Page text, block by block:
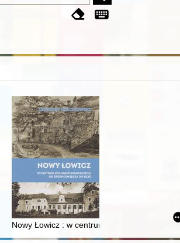
w XVI-wiecznej Rzeczypospolitej
Nowy Łowicz : w centrum poligonu